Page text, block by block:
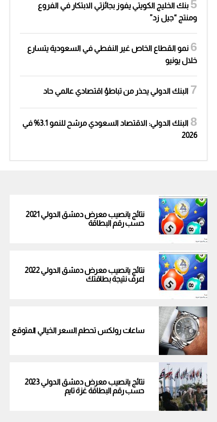
بنك الخليج الكويتي يفوز بجائزتي الابتكار في الفروع
ومنتج “جيل زد”
نمو القطاع الخاص غير النفطي في السعودية يتسارع
خلال يونيو
البنك الدولي يحذر من تباطؤ اقتصادي عالمي حاد
البنك الدولي: الاقتصاد السعودي مرشح للنمو 3.1% في
2026
نتائج يانصيب معرض دمشق الدولي 2021
حسب رقم البطاقة
نتائج يانصيب معرض دمشق الدولي 2022
اعرف نتيجة بطاقتك
ساعات رولكس تحطم السعر الخيالي المتوقع
نتائج يانصيب معرض دمشق الدولي 2023
حسب رقم البطاقة غزة تايم